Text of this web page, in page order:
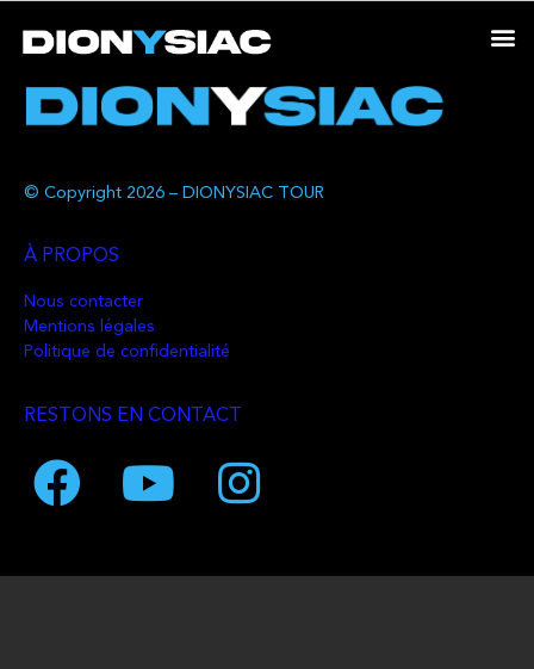
© Copyright 2026 – DIONYSIAC TOUR
À PROPOS
Nous contacter
Mentions légales
Politique de confidentialité
RESTONS EN CONTACT